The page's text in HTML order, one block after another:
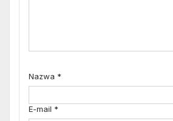
Nazwa *
E-mail *